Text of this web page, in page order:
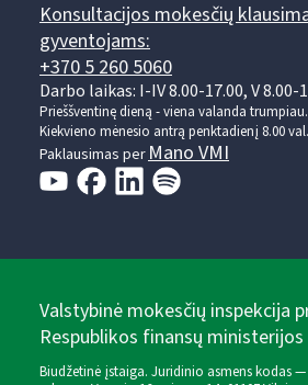
Konsultacijos mokesčių
gyventojams:
+370 5 260 5060
Darbo laikas: I-IV 8.00-17.00, V 8.00-
Prieššventinę dieną - viena valanda trumpiau.
Kiekvieno mėnesio antrą penktadienį 8.00
Paklausimas perMano VMI
Valstybinė mokesčių inspekcija
Respublikos finansų ministerijos
Biudžetinė įstaiga. Juridinio asmens kodas —